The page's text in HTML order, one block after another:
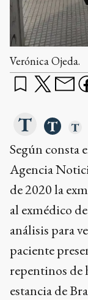
Verónica Ojeda.
Según consta
Agencia
de 2020 la
al exmédico
análisis para
paciente
repentinos de
estancia de